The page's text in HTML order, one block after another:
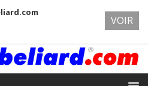
VOIR